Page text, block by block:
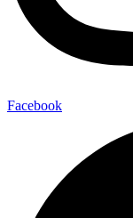
Facebook